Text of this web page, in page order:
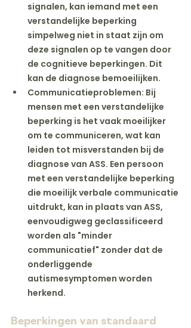
signalen, kan iemand met een
verstandelijke beperking
simpelweg niet in staat zijn om
deze signalen op te vangen door
de cognitieve beperkingen. Dit
kan de diagnose bemoeilijken.
Communicatieproblemen: Bij
mensen met een verstandelijke
beperking is het vaak moeilijker
om te communiceren, wat kan
leiden tot misverstanden bij de
diagnose van ASS. Een persoon
met een verstandelijke beperking
die moeilijk verbale communicatie
uitdrukt, kan in plaats van ASS,
eenvoudigweg geclassificeerd
worden als "minder
communicatief" zonder dat de
onderliggende
autismesymptomen worden
herkend.
Beperkingen van standaard